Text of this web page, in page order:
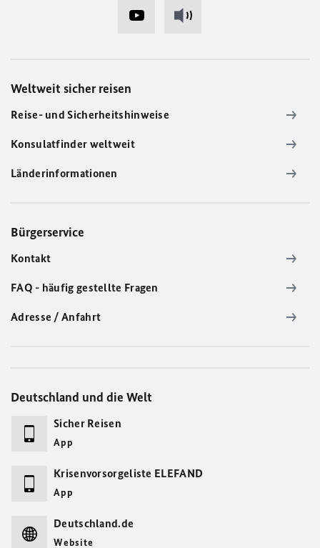
Weltweit sicher reisen
Reise- und Sicherheitshinweise
Konsulatfinder weltweit
Länderinformationen
Bürgerservice
Kontakt
FAQ - häufig gestellte Fragen
Adresse / Anfahrt
Deutschland und die Welt
Sicher Reisen
App
Krisenvorsorgeliste ELEFAND
App
Deutschland.de
Website